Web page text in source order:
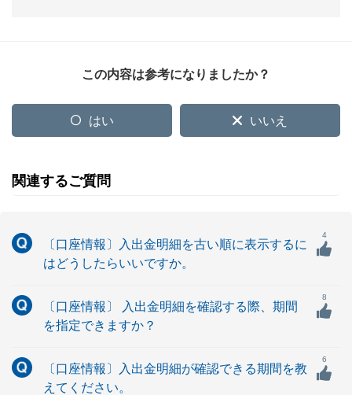
この内容は参考になりましたか？
はい いいえ
関連するご質問
〔口座情報〕入出金明細を古い順に表示するに
はどうしたらいいですか。
4
〔口座情報〕 入出金明細を確認する際、期間
を指定できますか？
8
〔口座情報〕入出金明細が確認できる期間を教
えてください。
6